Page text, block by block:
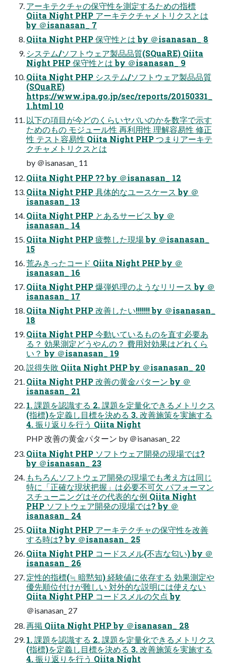
アーキテクチャの保守性を測定するための指標
Qiita Night PHP アーキテクチャメトリクスとは
by ＠isanasan_ 7
Qiita Night PHP 保守性とは by ＠isanasan_ 8
システム/ソフトウェア製品品質(SQuaRE) Qiita
Night PHP 保守性とは by ＠isanasan_ 9
Qiita Night PHP システム/ソフトウェア製品品質
(SQuaRE)
https://www.ipa.go.jp/sec/reports/20150331_
1.html 10
以下の項目が今どのくらいヤバいのかを数字で示す
ためのもの モジュール性 再利用性 理解容易性 修正
性 テスト容易性 Qiita Night PHP つまりアーキテ
クチャメトリクスとは
by ＠isanasan_ 11
Qiita Night PHP ?? by ＠isanasan_ 12
Qiita Night PHP 具体的なユースケース by ＠
isanasan_ 13
Qiita Night PHP とあるサービス by ＠
isanasan_ 14
Qiita Night PHP 疲弊した現場 by ＠isanasan_
15
荒みきったコード Qiita Night PHP by ＠
isanasan_ 16
Qiita Night PHP 爆弾処理のようなリリース by ＠
isanasan_ 17
Qiita Night PHP 改善したい!!!!!!! by ＠isanasan_
18
Qiita Night PHP 今動いているものを直す必要あ
る？ 効果測定どうやんの？ 費用対効果はどれくら
い？ by ＠isanasan_ 19
説得失敗 Qiita Night PHP by ＠isanasan_ 20
Qiita Night PHP 改善の黄金パターン by ＠
isanasan_ 21
1. 課題を認識する 2. 課題を定量化できるメトリクス
(指標)を定義し目標を決める 3. 改善施策を実施する
4. 振り返りを行う Qiita Night
PHP 改善の黄金パターン by ＠isanasan_ 22
Qiita Night PHP ソフトウェア開発の現場では?
by ＠isanasan_ 23
もちろんソフトウェア開発の現場でも考え方は同じ
特に「正確な現状把握」は必要不可欠 パフォーマン
スチューニングはその代表的な例 Qiita Night
PHP ソフトウェア開発の現場では? by ＠
isanasan_ 24
Qiita Night PHP アーキテクチャの保守性を改善
する時は? by ＠isanasan_ 25
Qiita Night PHP コードスメル(不吉な匂い) by ＠
isanasan_ 26
定性的指標(≒ 暗黙知) 経験値に依存する 効果測定や
優先順位付けが難しい 対外的な説明には使えない
Qiita Night PHP コードスメルの欠点 by
＠isanasan_ 27
再掲 Qiita Night PHP by ＠isanasan_ 28
1. 課題を認識する 2. 課題を定量化できるメトリクス
(指標)を定義し目標を決める 3. 改善施策を実施する
4. 振り返りを行う Qiita Night